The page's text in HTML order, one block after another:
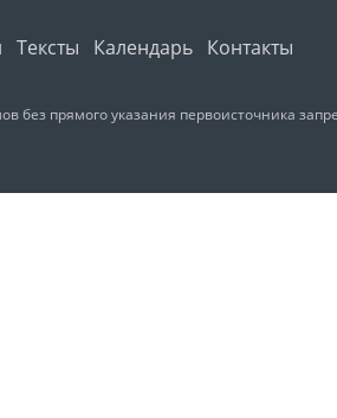
Тексты Календарь Контакты
без прямого указания первоисточника